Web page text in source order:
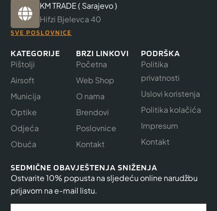
KM TRADE ( Sarajevo )
Hifzi Bjelevca 40
SVE POSLOVNICE
KATEGORIJE
Pištolji
Airsoft
Municija
Optike
Odjeća
Obuća
BRZI LINKOVI
Početna
Web Shop
O nama
Brendovi
Poslovnice
Kontakt
PODRŠKA
Politika
privatnosti
Uslovi koristenja
Politika kolačića
Impresum
Kontakt
SEDMIČNE OBAVJEŠTENJA SNIŽENJA
Ostvarite 10% popusta na sljedeću online narudžbu
prijavom na e-mail listu.